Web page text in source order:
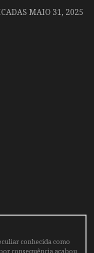
MAIO 31, 2025
conhecida como
consequência acabou